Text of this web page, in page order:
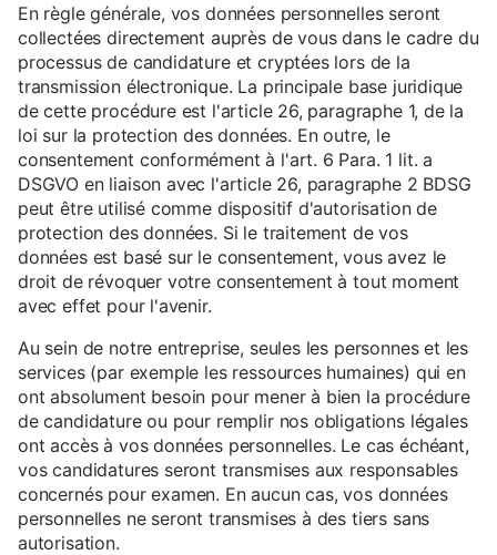
En règle générale, vos données personnelles seront
collectées directement auprès de vous dans le cadre du
processus de candidature et cryptées lors de la
transmission électronique. La principale base juridique
de cette procédure est l'article 26, paragraphe 1, de la
loi sur la protection des données. En outre, le
consentement conformément à l'art. 6 Para. 1 lit. a
DSGVO en liaison avec l'article 26, paragraphe 2 BDSG
peut être utilisé comme dispositif d'autorisation de
protection des données. Si le traitement de vos
données est basé sur le consentement, vous avez le
droit de révoquer votre consentement à tout moment
avec effet pour l'avenir.
Au sein de notre entreprise, seules les personnes et les
services (par exemple les ressources humaines) qui en
ont absolument besoin pour mener à bien la procédure
de candidature ou pour remplir nos obligations légales
ont accès à vos données personnelles. Le cas échéant,
vos candidatures seront transmises aux responsables
concernés pour examen. En aucun cas, vos données
personnelles ne seront transmises à des tiers sans
autorisation.